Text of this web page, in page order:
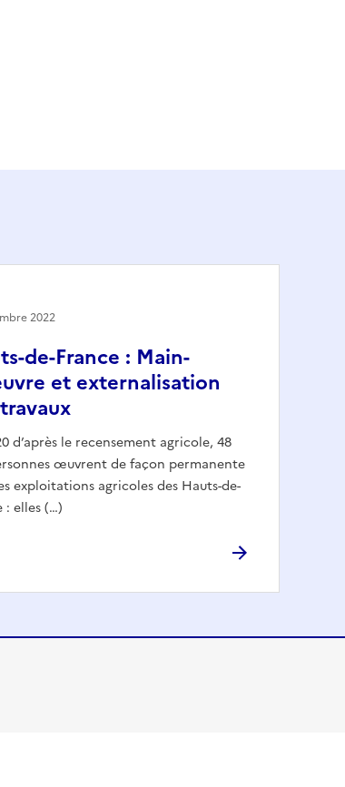
de-France : Main-
et externalisation
d’après le recensement agricole, 48
œuvrent de façon permanente
exploitations agricoles des Hauts-de-
: elles (…)
2022